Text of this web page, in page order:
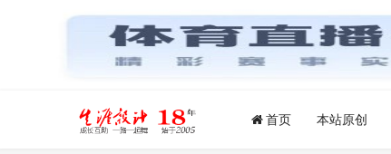
首页 本站原创